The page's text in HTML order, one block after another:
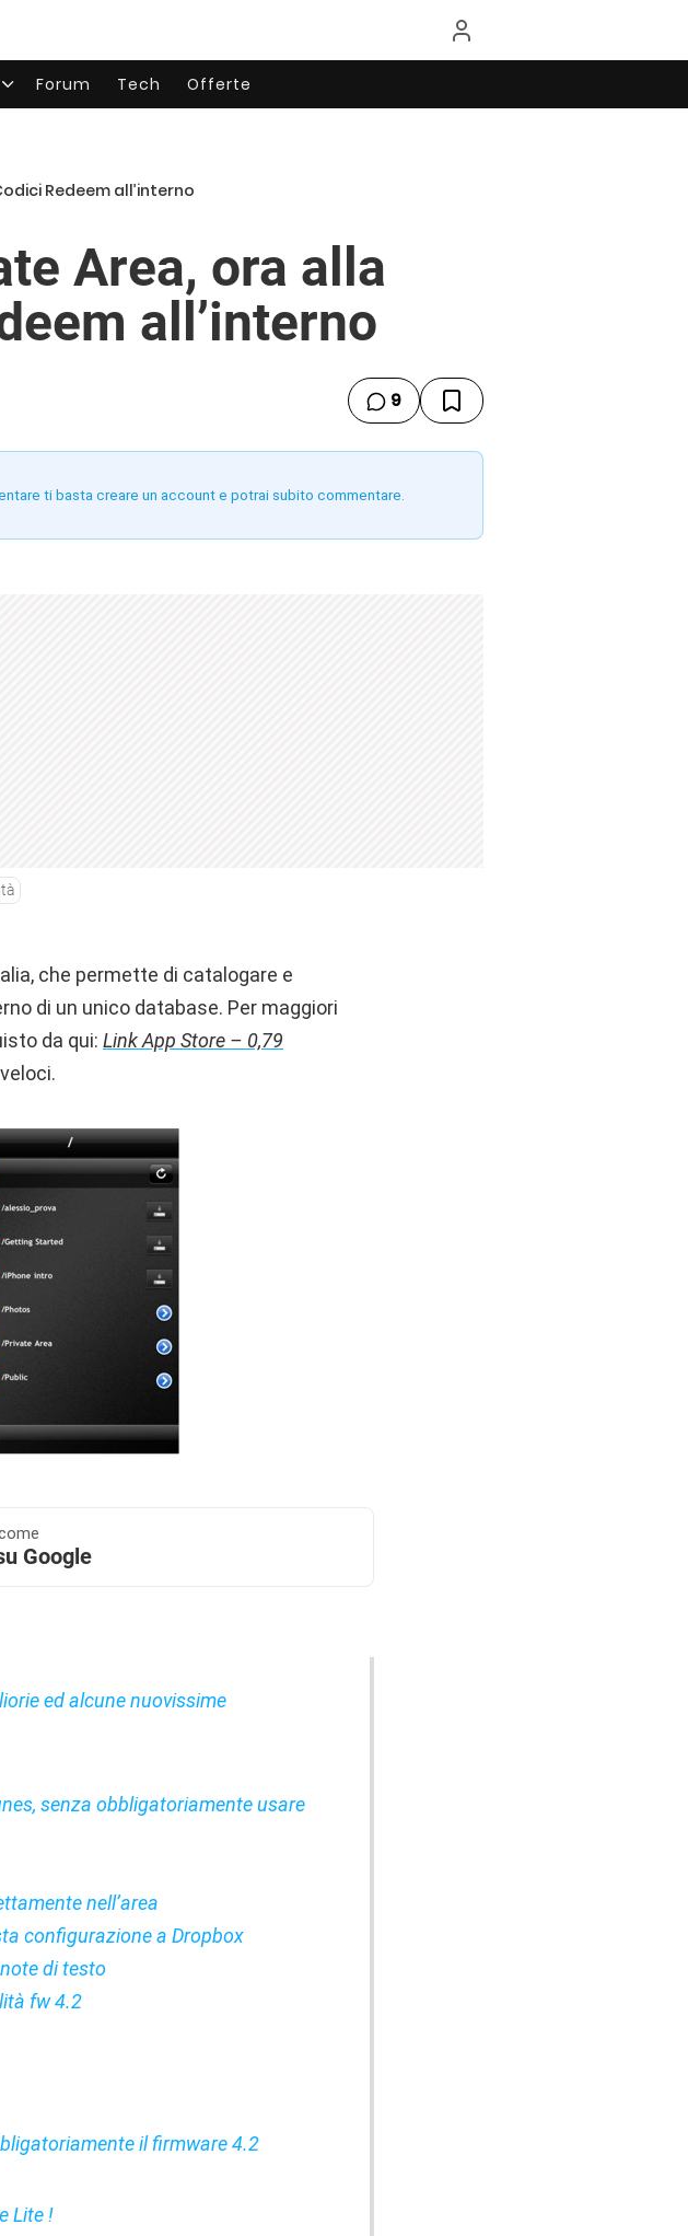
Forum Tech Offerte
Redeem all’interno
Area, ora alla
all’interno
9
ti basta creare un account e potrai subito commentare.
che permette di catalogare e
di un unico database. Per maggiori
da qui: Link App Store – 0,79
Google
ed alcune nuovissime
senza obbligatoriamente usare
nell’area
configurazione a Dropbox
di testo
fw 4.2
il firmware 4.2
Lite !